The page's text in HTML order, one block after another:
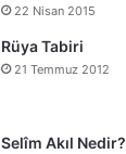
22 Nisan 2015
Rüya Tabiri
21 Temmuz 2012
Selîm Akıl Nedir?